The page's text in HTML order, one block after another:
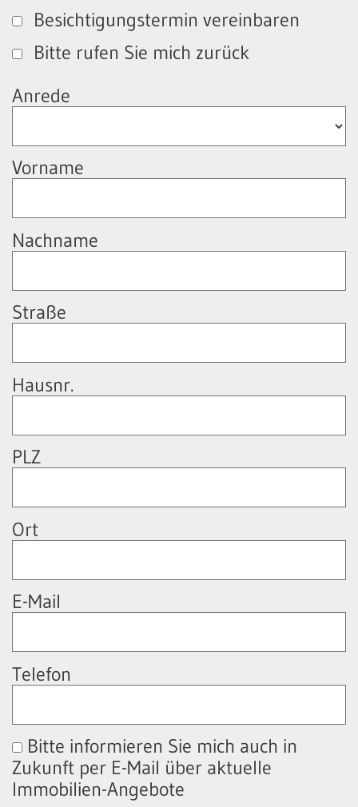
Besichtigungstermin vereinbaren
Bitte rufen Sie mich zurück
Anrede
Vorname
Nachname
Straße
Hausnr.
PLZ
Ort
E-Mail
Telefon
Bitte informieren Sie mich auch in
Zukunft per E-Mail über aktuelle
Immobilien-Angebote